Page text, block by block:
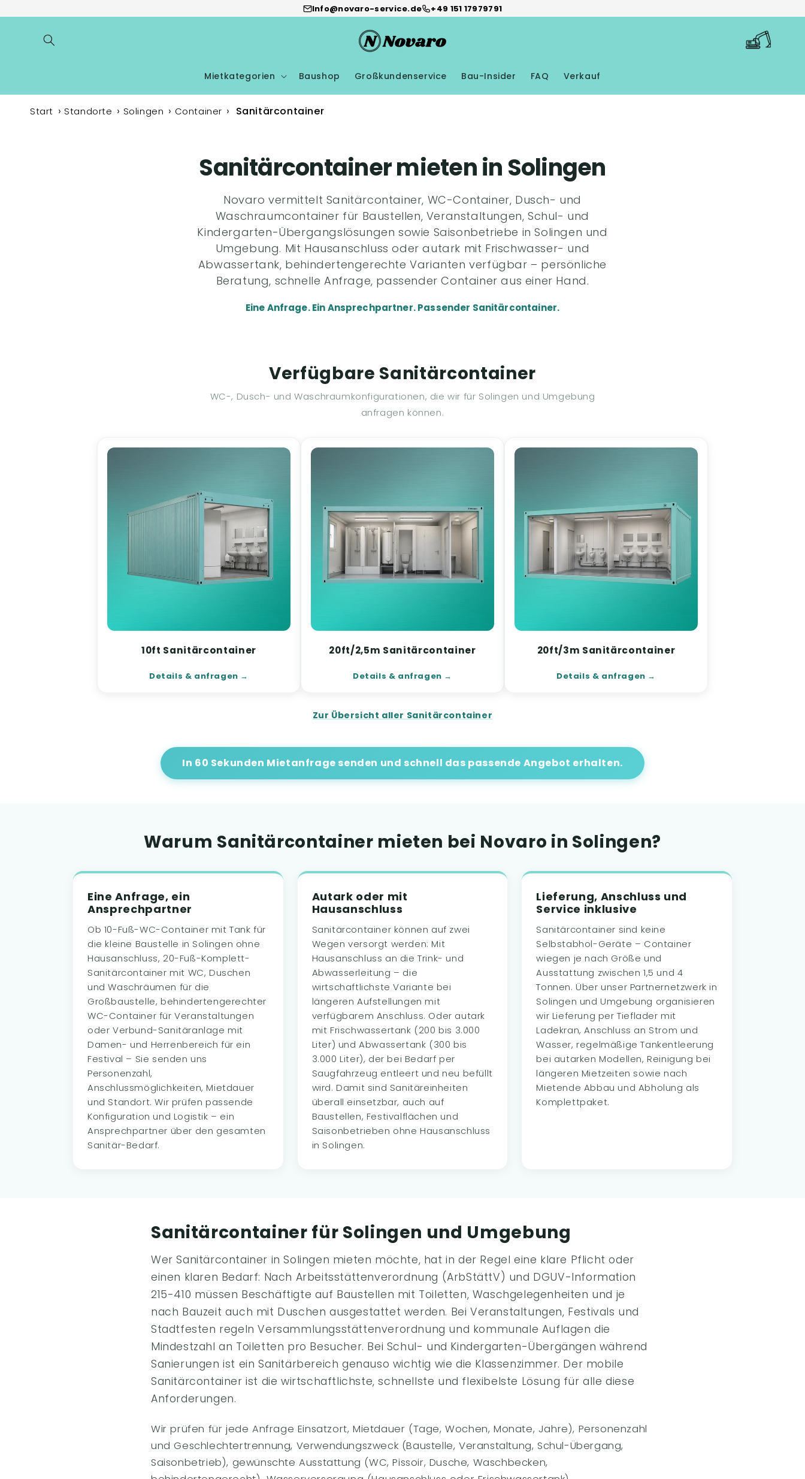
Direkt
Inhalt
Info@novaro-service.de +49 151 17979791
Mietkategorien Baushop Großkundenservice Bau-Insider FAQ Verkauf
Warenkorb
Start Standorte Solingen Container Sanitärcontainer
Sanitärcontainer mieten in Solingen
Novaro vermittelt Sanitärcontainer, WC-Container, Dusch- und
Waschraumcontainer für Baustellen, Veranstaltungen, Schul- und
Kindergarten-Übergangslösungen sowie Saisonbetriebe in Solingen und
Umgebung. Mit Hausanschluss oder autark mit Frischwasser- und
Abwassertank, behindertengerechte Varianten verfügbar – persönliche
Beratung, schnelle Anfrage, passender Container aus einer Hand.
Eine Anfrage. Ein Ansprechpartner. Passender Sanitärcontainer.
Verfügbare Sanitärcontainer
WC-, Dusch- und Waschraumkonfigurationen, die wir für Solingen und Umgebung
anfragen können.
10ft Sanitärcontainer
Details & anfragen
20ft/2,5m Sanitärcontainer
Details & anfragen
20ft/3m Sanitärcontainer
Details & anfragen
Zur Übersicht aller Sanitärcontainer
In 60 Sekunden Mietanfrage senden und schnell das passende Angebot erhalten.
Warum Sanitärcontainer mieten bei Novaro in Solingen?
Eine Anfrage, ein
Ansprechpartner
Ob 10-Fuß-WC-Container mit Tank für
die kleine Baustelle in Solingen ohne
Hausanschluss, 20-Fuß-Komplett-
Sanitärcontainer mit WC, Duschen
und Waschräumen für die
Großbaustelle, behindertengerechter
WC-Container für Veranstaltungen
oder Verbund-Sanitäranlage mit
Damen- und Herrenbereich für ein
Festival – Sie senden uns
Personenzahl,
Anschlussmöglichkeiten, Mietdauer
und Standort. Wir prüfen passende
Konfiguration und Logistik – ein
Ansprechpartner über den gesamten
Sanitär-Bedarf.
Autark oder mit
Hausanschluss
Sanitärcontainer können auf zwei
Wegen versorgt werden: Mit
Hausanschluss an die Trink- und
Abwasserleitung – die
wirtschaftlichste Variante bei
längeren Aufstellungen mit
verfügbarem Anschluss. Oder autark
mit Frischwassertank (200 bis 3.000
Liter) und Abwassertank (300 bis
3.000 Liter), der bei Bedarf per
Saugfahrzeug entleert und neu befüllt
wird. Damit sind Sanitäreinheiten
überall einsetzbar, auch auf
Baustellen, Festivalflächen und
Saisonbetrieben ohne Hausanschluss
in Solingen.
Lieferung, Anschluss und
Service inklusive
Sanitärcontainer sind keine
Selbstabhol-Geräte – Container
wiegen je nach Größe und
Ausstattung zwischen 1,5 und 4
Tonnen. Über unser Partnernetzwerk in
Solingen und Umgebung organisieren
wir Lieferung per Tieflader mit
Ladekran, Anschluss an Strom und
Wasser, regelmäßige Tankentleerung
bei autarken Modellen, Reinigung bei
längeren Mietzeiten sowie nach
Mietende Abbau und Abholung als
Komplettpaket.
Sanitärcontainer für Solingen und Umgebung
Wer Sanitärcontainer in Solingen mieten möchte, hat in der Regel eine klare Pflicht oder
einen klaren Bedarf: Nach Arbeitsstättenverordnung (ArbStättV) und DGUV-Information
215-410 müssen Beschäftigte auf Baustellen mit Toiletten, Waschgelegenheiten und je
nach Bauzeit auch mit Duschen ausgestattet werden. Bei Veranstaltungen, Festivals und
Stadtfesten regeln Versammlungsstättenverordnung und kommunale Auflagen die
Mindestzahl an Toiletten pro Besucher. Bei Schul- und Kindergarten-Übergängen während
Sanierungen ist ein Sanitärbereich genauso wichtig wie die Klassenzimmer. Der mobile
Sanitärcontainer ist die wirtschaftlichste, schnellste und flexibelste Lösung für alle diese
Anforderungen.
Wir prüfen für jede Anfrage Einsatzort, Mietdauer (Tage, Wochen, Monate, Jahre), Personenzahl
und Geschlechtertrennung, Verwendungszweck (Baustelle, Veranstaltung, Schul-Übergang,
Saisonbetrieb), gewünschte Ausstattung (WC, Pissoir, Dusche, Waschbecken,